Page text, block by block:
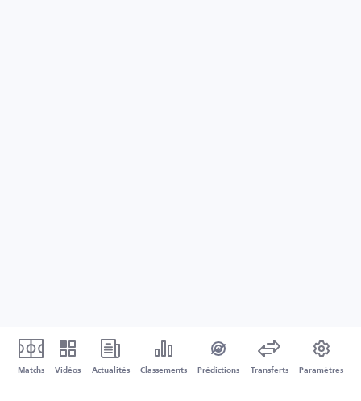
Matchs Vidéos Actualités Classements Prédictions Transferts Paramètres